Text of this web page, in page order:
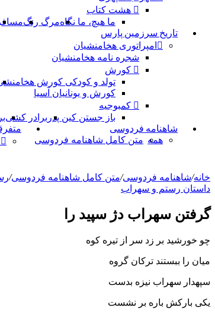
هشت کتاب
ما هیچ، ما نگاهمرگ رنگمسافر
تاریخ سرزمین پارس
امپراتوری هخامنشیان
شجره نامه هخامنشیان
کورش
تولد و کودکی کورش
کورش و یونانیان آسیا
کمبوجیه
باز جستن کین پدر برادر کشی
شاهنامه فردوسی
همه متن کامل شاهنامه فردوسی
خانه/شاهنامه فردوسی/متن کامل شاهنامه فردوسی/
داستان رستم و سهراب
گرفتن سهراب دژ سپید را
چو خورشید بر زد سر از تیره کوه
میان را ببستند ترکان گروه‏
سپهدار سهراب نیزه بدست
یکى بارکش باره بر نشست‏